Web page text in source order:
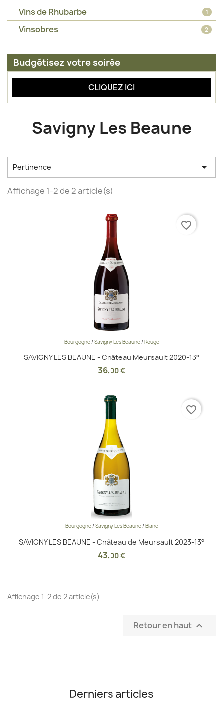
Vins de Rhubarbe 1
Vinsobres 2
Budgétisez votre soirée
CLIQUEZ ICI
Savigny Les Beaune
Pertinence 
Affichage 1-2 de 2 article(s)
Bourgogne/Savigny Les Beaune/Rouge
SAVIGNY LES BEAUNE - Château Meursault 2020-13°
36,00 €
favorite_border
Bourgogne/Savigny Les Beaune/Blanc
SAVIGNY LES BEAUNE - Château de Meursault 2023-13°
43,00 €
favorite_border
Affichage 1-2 de 2 article(s)
Retour en haut 
Derniers articles